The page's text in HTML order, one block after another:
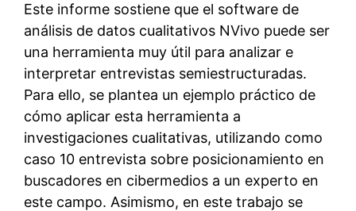
Este informe sostiene que el software de
análisis de datos cualitativos NVivo puede ser
una herramienta muy útil para analizar e
interpretar entrevistas semiestructuradas.
Para ello, se plantea un ejemplo práctico de
cómo aplicar esta herramienta a
investigaciones cualitativas, utilizando como
caso 10 entrevista sobre posicionamiento en
buscadores en cibermedios a un experto en
este campo. Asimismo, en este trabajo se